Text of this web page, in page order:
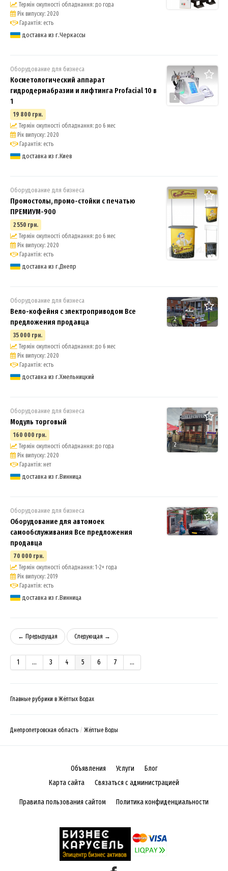
Термін окупності обладнання: до года
Рік випуску: 2020
Гарантія: есть
доставка из г.Черкассы
2
Оборудование для бизнеса
Косметологический аппарат
гидродермабразии и лифтинга Profacial 10 в
1
19 800 грн.
Термін окупності обладнання: до 6 мес
Рік випуску: 2020
Гарантія: есть
доставка из г.Киев
2
Оборудование для бизнеса
Промостолы, промо-стойки с печатью
ПРЕМИУМ-900
2 550 грн.
Термін окупності обладнання: до 6 мес
Рік випуску: 2020
Гарантія: есть
доставка из г.Днепр
2
Оборудование для бизнеса
Вело-кофейня с электроприводом Все
предложения продавца
35 000 грн.
Термін окупності обладнання: до 6 мес
Рік випуску: 2020
Гарантія: есть
доставка из г.Хмельницкий
2
Оборудование для бизнеса
Модуль торговый
160 000 грн.
Термін окупності обладнання: до года
Рік випуску: 2020
Гарантія: нет
доставка из г.Винница
Оборудование для бизнеса
Оборудование для автомоек
самообслуживания Все предложения
продавца
70 000 грн.
Термін окупності обладнання: 1-2+ года
Рік випуску: 2019
Гарантія: есть
доставка из г.Винница
← Предыдущая Следующая →
1 ... 3 4 5 6 7 ...
Главные рубрики в Жёлтых Водах
Днепропетровская область Жёлтые Воды
Объявления Услуги
Блог
Карта сайта
Связаться с администрацией
Правила пользования сайтом Политика конфиденциальности